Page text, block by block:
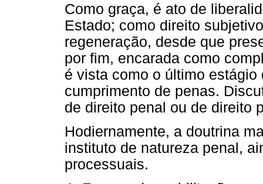
Como graça, é ato de
Estado; como direito
regeneração, desde que
por fim, encarada como
é vista como o último
cumprimento de penas.
de direito penal ou de direito
Hodiernamente, a doutrina
instituto de natureza penal,
processuais.